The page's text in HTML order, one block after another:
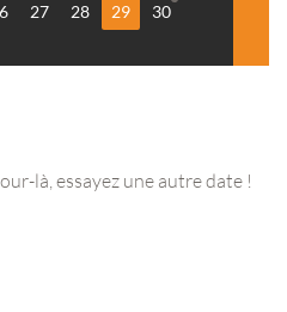
27 28 29 30
là, essayez une autre date !